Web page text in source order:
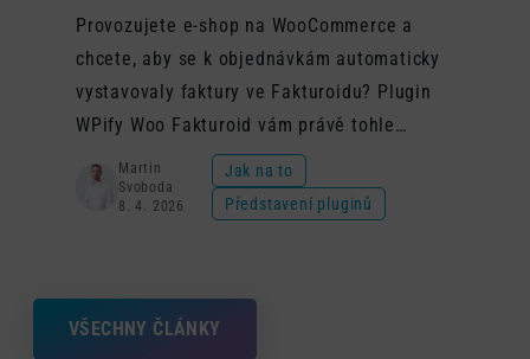
Provozujete e-shop na WooCommerce a
chcete, aby se k objednávkám automaticky
vystavovaly faktury ve Fakturoidu? Plugin
WPify Woo Fakturoid vám právě tohle
umožní – a zvládne to během pár minut od
instalace.
Martin
Svoboda
8. 4. 2026
Jak na to
Představení pluginů
VŠECHNY ČLÁNKY